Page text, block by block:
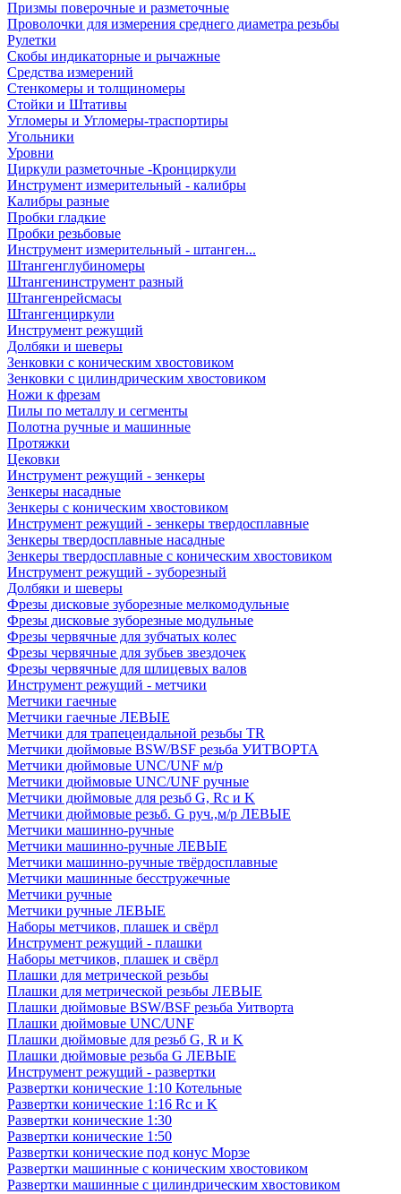
Призмы поверочные и разметочные
Проволочки для измерения среднего диаметра резьбы
Рулетки
Скобы индикаторные и рычажные
Средства измерений
Стенкомеры и толщиномеры
Стойки и Штативы
Угломеры и Угломеры-траспортиры
Угольники
Уровни
Циркули разметочные -Кронциркули
Инструмент измерительный - калибры
Калибры разные
Пробки гладкие
Пробки резьбовые
Инструмент измерительный - штанген...
Штангенглубиномеры
Штангенинструмент разный
Штангенрейсмасы
Штангенциркули
Инструмент режущий
Долбяки и шеверы
Зенковки с коническим хвостовиком
Зенковки с цилиндрическим хвостовиком
Ножи к фрезам
Пилы по металлу и сегменты
Полотна ручные и машинные
Протяжки
Цековки
Инструмент режущий - зенкеры
Зенкеры насадные
Зенкеры с коническим хвостовиком
Инструмент режущий - зенкеры твердосплавные
Зенкеры твердосплавные насадные
Зенкеры твердосплавные с коническим хвостовиком
Инструмент режущий - зуборезный
Долбяки и шеверы
Фрезы дисковые зуборезные мелкомодульные
Фрезы дисковые зуборезные модульные
Фрезы червячные для зубчатых колес
Фрезы червячные для зубьев звездочек
Фрезы червячные для шлицевых валов
Инструмент режущий - метчики
Метчики гаечные
Метчики гаечные ЛЕВЫЕ
Метчики для трапецеидальной резьбы TR
Метчики дюймовые BSW/BSF резьба УИТВОРТА
Метчики дюймовые UNC/UNF м/р
Метчики дюймовые UNC/UNF ручные
Метчики дюймовые для резьб G, Rc и K
Метчики дюймовые резьб. G руч.,м/р ЛЕВЫЕ
Метчики машинно-ручные
Метчики машинно-ручные ЛЕВЫЕ
Метчики машинно-ручные твёрдосплавные
Метчики машинные бесстружечные
Метчики ручные
Метчики ручные ЛЕВЫЕ
Наборы метчиков, плашек и свёрл
Инструмент режущий - плашки
Наборы метчиков, плашек и свёрл
Плашки для метрической резьбы
Плашки для метрической резьбы ЛЕВЫЕ
Плашки дюймовые BSW/BSF резьба Уитворта
Плашки дюймовые UNC/UNF
Плашки дюймовые для резьб G, R и K
Плашки дюймовые резьба G ЛЕВЫЕ
Инструмент режущий - развертки
Развертки конические 1:10 Котельные
Развертки конические 1:16 Rc и K
Развертки конические 1:30
Развертки конические 1:50
Развертки конические под конус Морзе
Развертки машинные с коническим хвостовиком
Развертки машинные с цилиндрическим хвостовиком